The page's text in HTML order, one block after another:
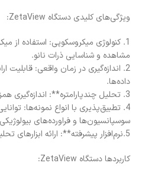
ویژگی‌های کلیدی دستگاه ZetaView:
1. کنولوژی میکروسکوپی: استفاده از
مشاهده و شناسایی ذرات نانو.
2. اندازه‌گیری در زمان واقعی: قابلیت
داده‌ها.
3. تحلیل چندپارامتره**: اندازه‌گیری همزمان پارامترهای مختلف ذرات.
4. تطبیق‌پذیری با انواع نمونه‌ها:
سوسپانسیون‌ها و فراورده‌های
5.نرم‌افزار پیشرفته**: ارائه ابزارهای تحلیل داده و تهیه گزارشات خودکار.
کاربردها دستگاه ZetaView: